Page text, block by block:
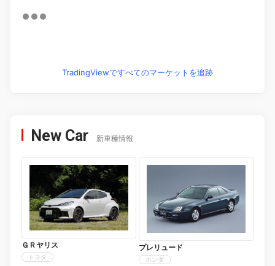
TradingViewですべてのマーケットを追跡
New Car 新車種情報
ＧＲヤリス
トヨタ
プレリュード
ホンダ